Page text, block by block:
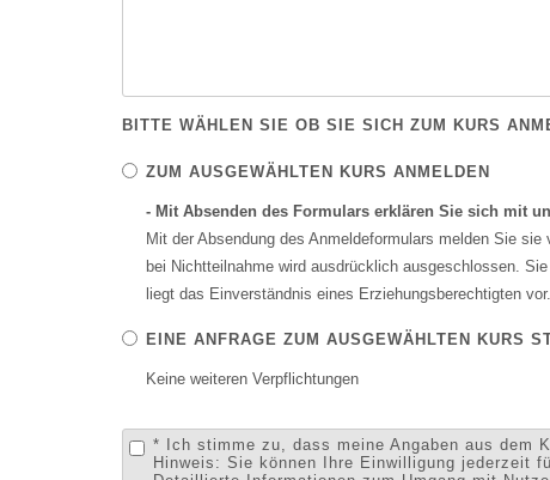
BITTE WÄHLEN SIE OB SIE SICH ZUM KURS
ZUM AUSGEWÄHLTEN KURS ANMELDEN
- Mit Absenden des Formulars erklären Sie sich mit
Mit der Absendung des Anmeldeformulars melden Sie
bei Nichtteilnahme wird ausdrücklich ausgeschlossen.
liegt das Einverständnis eines Erziehungsberechtigten vor.
EINE ANFRAGE ZUM AUSGEWÄHLTEN KURS
Keine weiteren Verpflichtungen
* Ich stimme zu, dass meine Angaben aus dem
Hinweis: Sie können Ihre Einwilligung jederzeit